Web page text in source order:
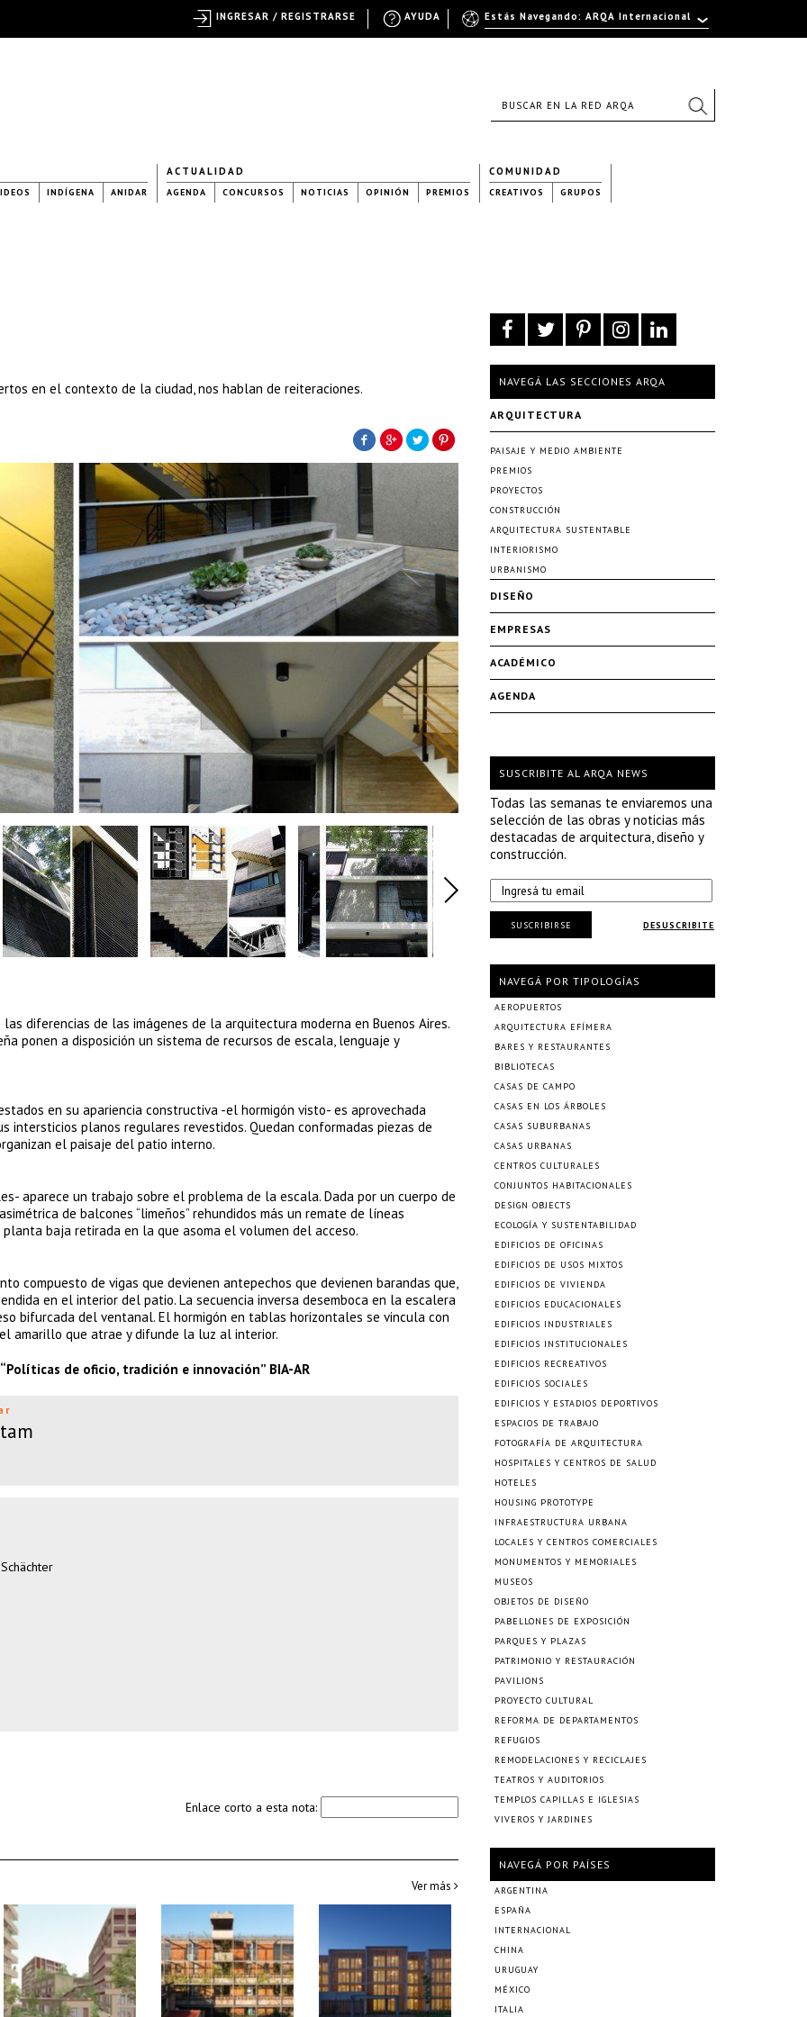
INDÍGENA ANIDAR
ACTUALIDAD
AGENDA CONCURSOS NOTICIAS OPINIÓN PREMIOS
COMUNIDAD
CREATIVOS GRUPOS
en el contexto de la ciudad, nos hablan de reiteraciones.
diferencias de las imágenes de la arquitectura moderna en Buenos Aires.
ponen a disposición un sistema de recursos de escala, lenguaje y
en su apariencia constructiva -el hormigón visto- es aprovechada
intersticios planos regulares revestidos. Quedan conformadas piezas de
el paisaje del patio interno.
aparece un trabajo sobre el problema de la escala. Dada por un cuerpo de
de balcones “limeños” rehundidos más un remate de líneas
baja retirada en la que asoma el volumen del acceso.
compuesto de vigas que devienen antepechos que devienen barandas que,
en el interior del patio. La secuencia inversa desemboca en la escalera
bifurcada del ventanal. El hormigón en tablas horizontales se vincula con
amarillo que atrae y difunde la luz al interior.
de oficio, tradición e innovación” BIA-AR
Enlace corto a esta nota:
Ver más
NAVEGÁ LAS SECCIONES ARQA
ARQUITECTURA
PAISAJE Y MEDIO AMBIENTE
PREMIOS
PROYECTOS
CONSTRUCCIÓN
ARQUITECTURA SUSTENTABLE
INTERIORISMO
URBANISMO
DISEÑO
EMPRESAS
ACADÉMICO
AGENDA
SUSCRIBITE AL ARQA NEWS
Todas las semanas te enviaremos una
selección de las obras y noticias más
destacadas de arquitectura, diseño y
construcción.
DESUSCRIBITE
SUSCRIBIRSE
NAVEGÁ POR TIPOLOGÍAS
AEROPUERTOS
ARQUITECTURA EFÍMERA
BARES Y RESTAURANTES
BIBLIOTECAS
CASAS DE CAMPO
CASAS EN LOS ÁRBOLES
CASAS SUBURBANAS
CASAS URBANAS
CENTROS CULTURALES
CONJUNTOS HABITACIONALES
DESIGN OBJECTS
ECOLOGÍA Y SUSTENTABILIDAD
EDIFICIOS DE OFICINAS
EDIFICIOS DE USOS MIXTOS
EDIFICIOS DE VIVIENDA
EDIFICIOS EDUCACIONALES
EDIFICIOS INDUSTRIALES
EDIFICIOS INSTITUCIONALES
EDIFICIOS RECREATIVOS
EDIFICIOS SOCIALES
EDIFICIOS Y ESTADIOS DEPORTIVOS
ESPACIOS DE TRABAJO
FOTOGRAFÍA DE ARQUITECTURA
HOSPITALES Y CENTROS DE SALUD
HOTELES
HOUSING PROTOTYPE
INFRAESTRUCTURA URBANA
LOCALES Y CENTROS COMERCIALES
MONUMENTOS Y MEMORIALES
MUSEOS
OBJETOS DE DISEÑO
PABELLONES DE EXPOSICIÓN
PARQUES Y PLAZAS
PATRIMONIO Y RESTAURACIÓN
PAVILIONS
PROYECTO CULTURAL
REFORMA DE DEPARTAMENTOS
REFUGIOS
REMODELACIONES Y RECICLAJES
TEATROS Y AUDITORIOS
TEMPLOS CAPILLAS E IGLESIAS
VIVEROS Y JARDINES
NAVEGÁ POR PAÍSES
ARGENTINA
ESPAÑA
INTERNACIONAL
CHINA
URUGUAY
MÉXICO
ITALIA
Estás Navegando: ARQA Internacional
AYUDA
INGRESAR / REGISTRARSE